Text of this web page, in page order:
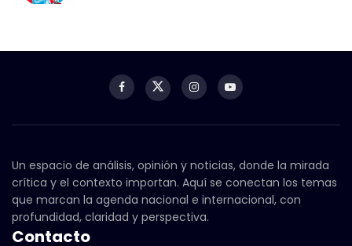
Un espacio de análisis, opinión y noticias, donde la mirada
crítica y el contexto importan. Aquí se conectan los temas
que marcan la agenda nacional e internacional, con
profundidad, claridad y perspectiva.
Contacto